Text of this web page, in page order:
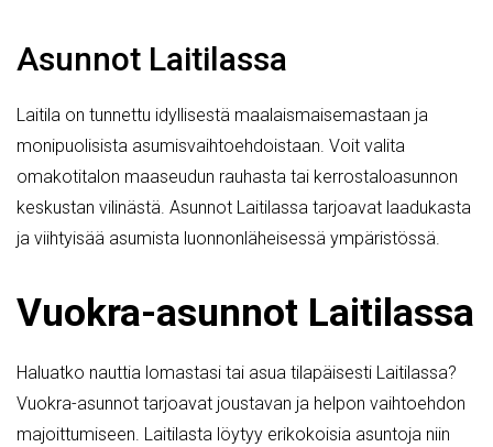
Asunnot Laitilassa
Laitila on tunnettu idyllisestä maalaismaisemastaan ja
monipuolisista asumisvaihtoehdoistaan. Voit valita
omakotitalon maaseudun rauhasta tai kerrostaloasunnon
keskustan vilinästä. Asunnot Laitilassa tarjoavat laadukasta
ja viihtyisää asumista luonnonläheisessä ympäristössä.
Vuokra-asunnot Laitilassa
Haluatko nauttia lomastasi tai asua tilapäisesti Laitilassa?
Vuokra-asunnot tarjoavat joustavan ja helpon vaihtoehdon
majoittumiseen. Laitilasta löytyy erikokoisia asuntoja niin